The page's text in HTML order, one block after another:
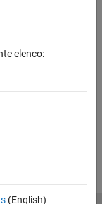
elenco:
(English)